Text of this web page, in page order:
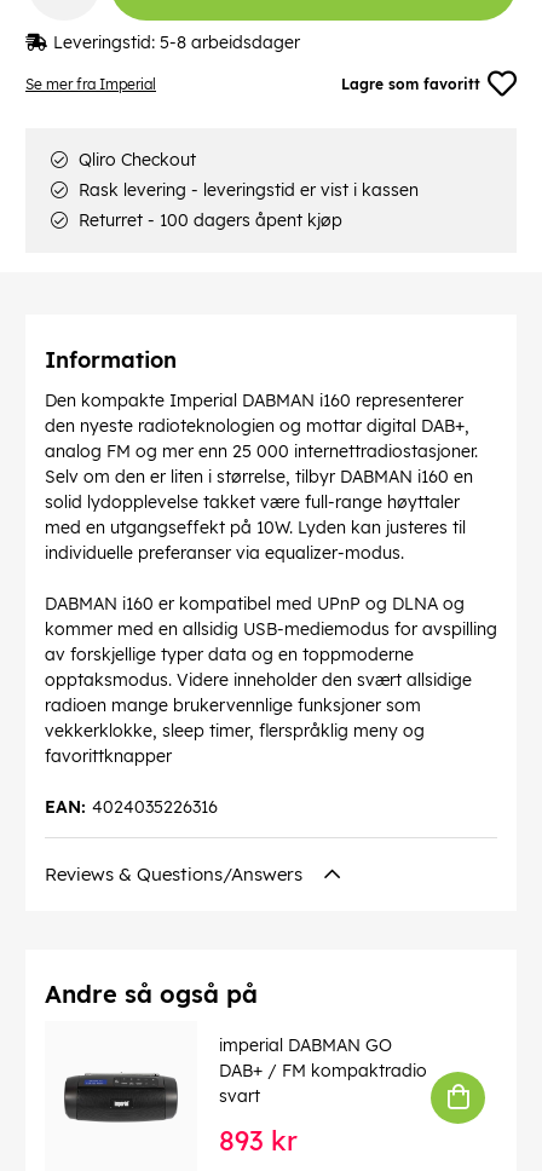
Se mer fra Imperial Lagre som favoritt
Leveringstid: 5-8 arbeidsdager
Qliro Checkout
Rask levering - leveringstid er vist i kassen
Returret - 100 dagers åpent kjøp
Information
Den kompakte Imperial DABMAN i160 representerer
den nyeste radioteknologien og mottar digital DAB+,
analog FM og mer enn 25 000 internettradiostasjoner.
Selv om den er liten i størrelse, tilbyr DABMAN i160 en
solid lydopplevelse takket være full-range høyttaler
med en utgangseffekt på 10W. Lyden kan justeres til
individuelle preferanser via equalizer-modus.
DABMAN i160 er kompatibel med UPnP og DLNA og
kommer med en allsidig USB-mediemodus for avspilling
av forskjellige typer data og en toppmoderne
opptaksmodus. Videre inneholder den svært allsidige
radioen mange brukervennlige funksjoner som
vekkerklokke, sleep timer, flerspråklig meny og
favorittknapper
4024035226316
EAN:
Reviews & Questions/Answers
Andre så også på
imperial DABMAN GO
DAB+ / FM kompaktradio
svart
893 kr